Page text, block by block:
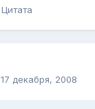
Цитата
17 декабря, 2008